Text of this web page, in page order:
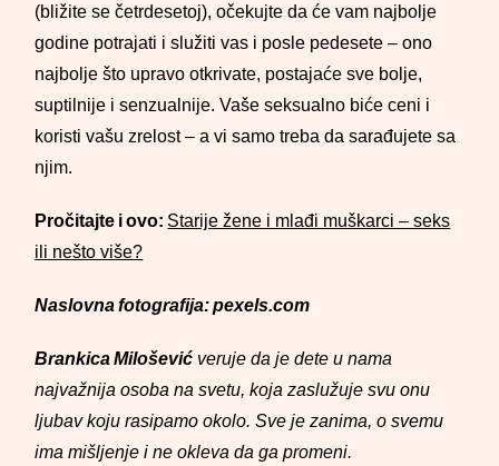
(bližite se četrdesetoj), očekujte da će vam najbolje
godine potrajati i služiti vas i posle pedesete – ono
najbolje što upravo otkrivate, postajaće sve bolje,
suptilnije i senzualnije. Vaše seksualno biće ceni i
koristi vašu zrelost – a vi samo treba da sarađujete sa
njim.
Pročitajte i ovo: Starije žene i mlađi muškarci – seks
ili nešto više?
Naslovna fotografija: pexels.com
Brankica Milošević veruje da je dete u nama
najvažnija osoba na svetu, koja zaslužuje svu onu
ljubav koju rasipamo okolo. Sve je zanima, o svemu
ima mišljenje i ne okleva da ga promeni.